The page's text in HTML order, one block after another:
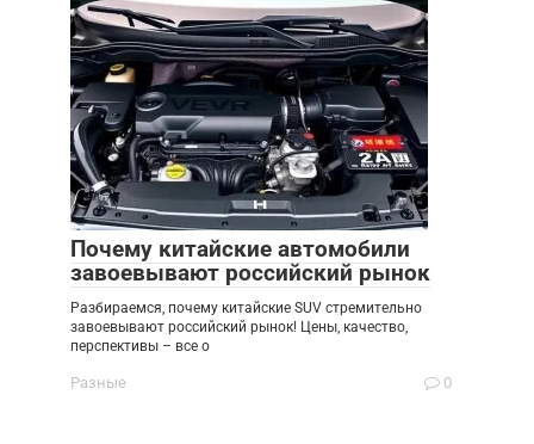
Почему китайские автомобили
завоевывают российский рынок
Разбираемся, почему китайские SUV стремительно
завоевывают российский рынок! Цены, качество,
перспективы – все о
Разные 0